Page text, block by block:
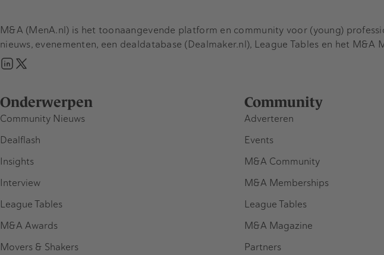
Onderwerpen
Community Nieuws
Dealflash
Insights
Interview
League Tables
M&A Awards
Movers & Shakers
Community
Adverteren
Events
M&A Community
M&A Memberships
League Tables
M&A Magazine
Partners
M&A (MenA.nl) is het toonaangevende platform en community voor (young)
nieuws, evenementen, een dealdatabase (Dealmaker.nl), League Tables en het M&A